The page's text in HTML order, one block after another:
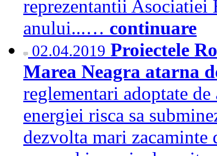
reprezentantii Asociatiei
anului...… continuare
02.04.2019 Proiectele
Marea Neagra atarna
reglementari adoptate
energiei risca sa
dezvolta mari zacaminte